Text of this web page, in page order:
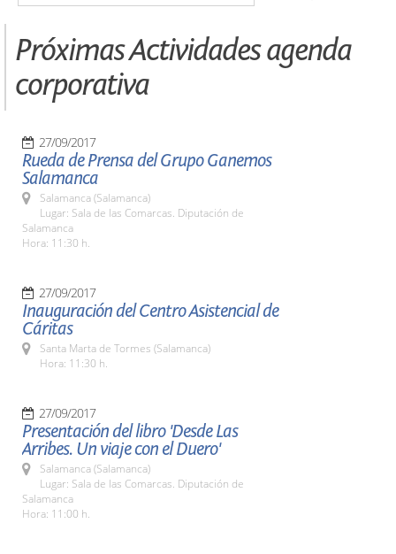
Próximas Actividades agenda
corporativa
27/09/2017
Rueda de Prensa del Grupo Ganemos
Salamanca
Salamanca (Salamanca)
Lugar: Sala de las Comarcas. Diputación de
Salamanca
Hora: 11:30 h.
27/09/2017
Inauguración del Centro Asistencial de
Cáritas
Santa Marta de Tormes (Salamanca)
Hora: 11:30 h.
27/09/2017
Presentación del libro 'Desde Las
Arribes. Un viaje con el Duero'
Salamanca (Salamanca)
Lugar: Sala de las Comarcas. Diputación de
Salamanca
Hora: 11:00 h.